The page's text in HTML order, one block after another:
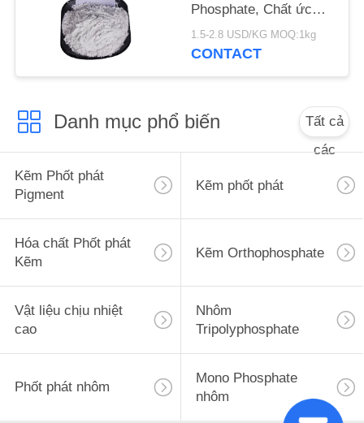
PRIVACY
POLICY
Phosphate, Chất ức
chế ăn mòn kẽm phốt
phát
1.5-2.8 USD/KG MOQ:1kg
CONTACT
Danh mục phổ biến
Tất cả
các
Kẽm Phốt phát
Pigment
Kẽm phốt phát
Hóa chất Phốt phát
Kẽm
Kẽm Orthophosphate
Vật liệu chịu nhiệt
cao
Nhôm
Tripolyphosphate
Phốt phát nhôm
Mono Phosphate
nhôm